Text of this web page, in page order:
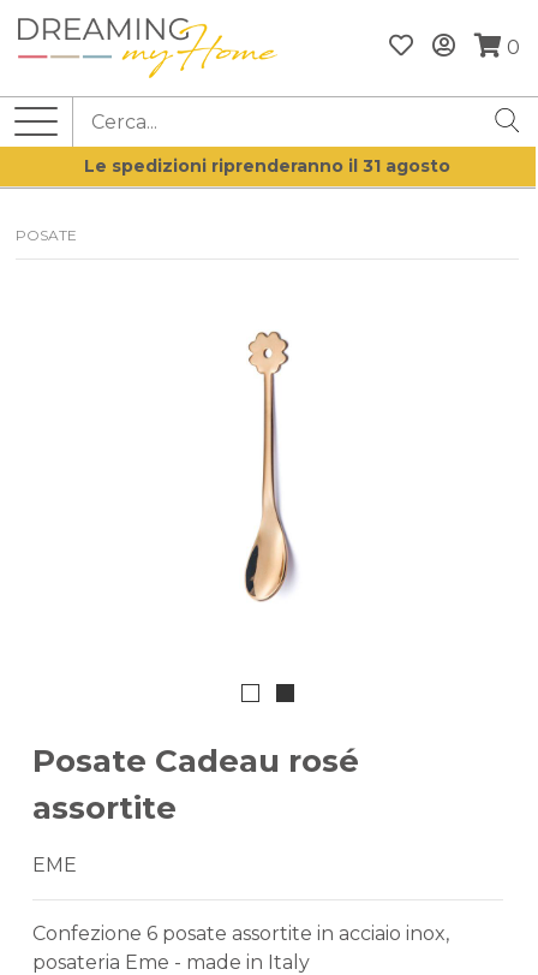
0
Le spedizioni riprenderanno il 31 agosto
POSATE
Posate Cadeau rosé
assortite
EME
Confezione 6 posate assortite in acciaio inox,
posateria Eme - made in Italy